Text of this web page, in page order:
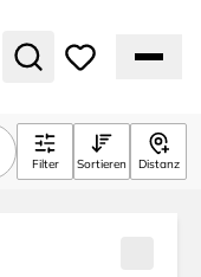
Filter Sortieren Distanz